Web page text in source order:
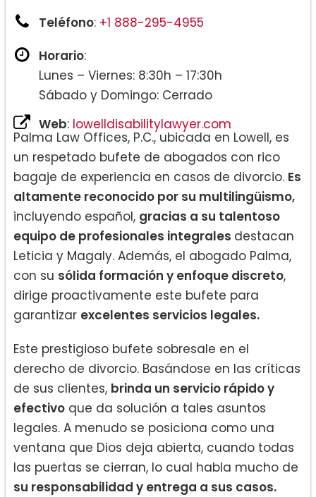
Teléfono: +1 888-295-4955
Horario:
Lunes – Viernes: 8:30h – 17:30h
Sábado y Domingo: Cerrado
Web: lowelldisabilitylawyer.com
Palma Law Offices, P.C., ubicada en Lowell, es
un respetado bufete de abogados con rico
bagaje de experiencia en casos de divorcio. Es
altamente reconocido por su multilingüismo,
incluyendo español, gracias a su talentoso
equipo de profesionales integrales destacan
Leticia y Magaly. Además, el abogado Palma,
con su sólida formación y enfoque discreto,
dirige proactivamente este bufete para
garantizar excelentes servicios legales.
Este prestigioso bufete sobresale en el
derecho de divorcio. Basándose en las críticas
de sus clientes, brinda un servicio rápido y
efectivo que da solución a tales asuntos
legales. A menudo se posiciona como una
ventana que Dios deja abierta, cuando todas
las puertas se cierran, lo cual habla mucho de
su responsabilidad y entrega a sus casos.